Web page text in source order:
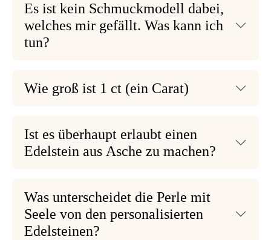
Es ist kein Schmuckmodell dabei,
welches mir gefällt. Was kann ich
tun?
Wie groß ist 1 ct (ein Carat)
Ist es überhaupt erlaubt einen
Edelstein aus Asche zu machen?
Was unterscheidet die Perle mit
Seele von den personalisierten
Edelsteinen?